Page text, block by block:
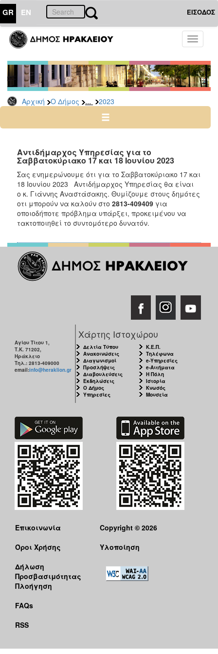
GR EN ΕΙΣΟΔΟΣ
Toggle
Αρχική Ο Δήμος ... 2023
ΔΗΜΟΣ
Δελτία
Τύπου
Αρχείο
2026
2024
2022
2021
2020
2019
2018
2016
2015
2013
ΠΟΛΙΤΙΣΜΟΣ
ΑΝΘΕΚΤΙΚΗ
ΠΟΛΗ
Αντιδήμαρχος Υπηρεσίας για τo
Σαββατοκύριακο 17 και 18 Ιουνίου 2023
Σας ενημερώνουμε ότι για το Σαββατοκύριακο 17 και
18 Ιουνίου 2023 Αντιδήμαρχος Υπηρεσίας θα είναι
ο κ. Γιάννης Αναστάσακης. Θυμίζουμε στους δημότες
οτι μπορούν να καλούν στο 2813-409409 για
οποιοδήποτε πρόβλημα υπάρξει, προκειμένου να
τακτοποιηθεί το συντομότερο δυνατόν.
Αγίου Τίτου 1,
Τ.Κ. 71202,
Ηράκλειο
Τηλ.: 2813-409000
email:info@heraklion.gr
Χάρτης Ιστοχώρου
Δελτία Τύπου
Ανακοινώσεις
Διαγωνισμοί
Προσλήψεις
Διαβουλεύσεις
Εκδηλώσεις
Ο Δήμος
Υπηρεσίες
Κ.Ε.Π.
Τηλέφωνα
e-Υπηρεσίες
e-Αιτήματα
Η Πόλη
Ιστορία
Κνωσός
Μουσεία
Επικοινωνία
Όροι Χρήσης
Δήλωση
Προσβασιμότητας
Πλοήγηση
FAQs
RSS
Copyright © 2026
Υλοποίηση